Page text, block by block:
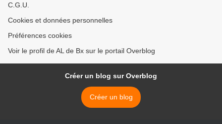
C.G.U.
Cookies et données personnelles
Préférences cookies
Voir le profil de AL de Bx sur le portail Overblog
Créer un blog sur Overblog
Créer un blog